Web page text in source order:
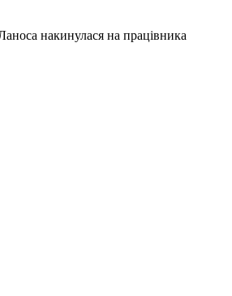
накинулася на працівника